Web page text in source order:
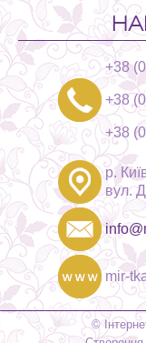
+38
+38
+38
р.
вул.
mir-
©